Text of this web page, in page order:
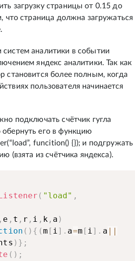
загрузку страницы от 0.15 до
что страница должна загружаться
систем аналитики в событии
яндекс аналитики. Так как
становится более полным, когда
пользователя начинается
подключать счётчик гугла
его в функцию
funcition() {}); и подгружать
(взята из счётчика яндекса).
( "load" ,
, e , t , r , i , k, a )
( ) { (m [ i] . a=m [ i] . a
) } ;
( ) ;